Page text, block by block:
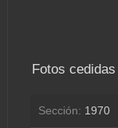
Fotos
Sección: 1970